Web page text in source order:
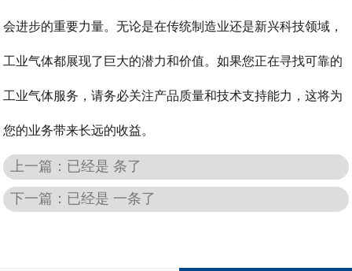
会进步的重要力量。无论是在传统制造业还是新兴科技领域，
工业气体都展现了巨大的潜力和价值。如果您正在寻找可靠的
工业气体服务，请务必关注产品质量和技术支持能力，这将为
您的业务带来长远的收益。
上一篇：已经是 条了
下一篇：已经是 一条了